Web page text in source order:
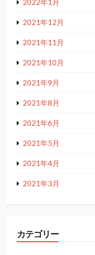
2021年12月
2021年11月
2021年10月
2021年9月
2021年8月
2021年6月
2021年5月
2021年4月
2021年3月
カテゴリー